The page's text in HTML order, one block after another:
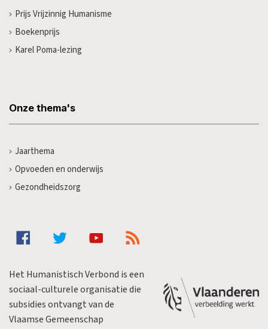
Prijs Vrijzinnig Humanisme
Boekenprijs
Karel Poma-lezing
Onze thema's
Jaarthema
Opvoeden en onderwijs
Gezondheidszorg
Het Humanistisch Verbond is een
sociaal-culturele organisatie die
subsidies ontvangt van de
Vlaamse Gemeenschap